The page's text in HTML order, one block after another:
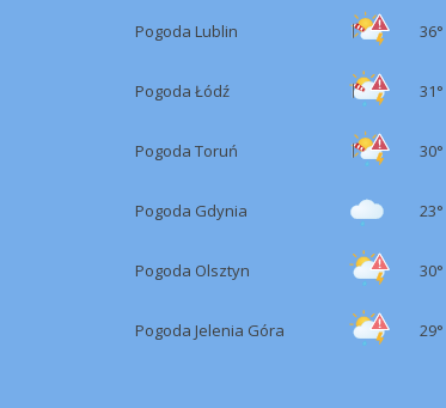
Pogoda Lublin 36°
Pogoda Łódź 31°
Pogoda Toruń 30°
Pogoda Gdynia 23°
Pogoda Olsztyn 30°
Pogoda Jelenia Góra 29°